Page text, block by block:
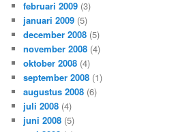
februari 2009 (3)
januari 2009 (5)
december 2008 (5)
november 2008 (4)
oktober 2008 (4)
september 2008 (1)
augustus 2008 (6)
juli 2008 (4)
juni 2008 (5)